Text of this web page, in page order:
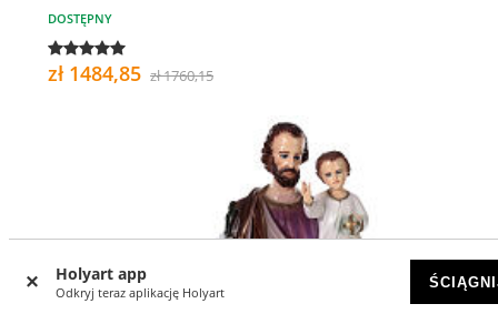
Holyart app
Odkryj teraz aplikację Holyart
DOSTĘPNY
zł 1484,85 zł 1760,15